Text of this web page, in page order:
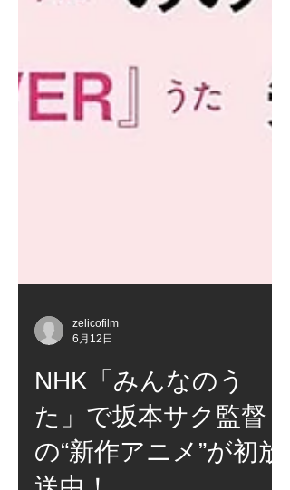
6月12日
NHK「みんなのう
た」で坂本サク監督
の“新作アニメ”が初放